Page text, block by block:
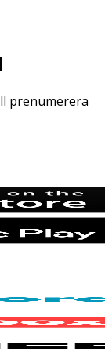
prenumerera